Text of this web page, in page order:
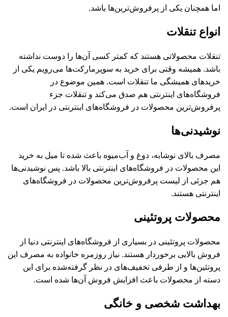
اما همچنان یکی از پرفروش‌ترین‌ها باشد.
انواع تنقلات
تنقلات محصولاتی هستند که کمتر کسی آن‌ها را دوست نداشته
باشد. همیشه وقتی برای خرید به سوپرمارکت‌ها می‌رویم یکی از
خریدهای همیشگی ما تنقلات است. همین موضوع در
فروشگاه‌های اینترنتی هم صدق می‌کند و تنقلات جزء
پرفروش‌ترین محصولات در فروشگاه‌های اینترنتی در ایران است.
نوشیدنی‌ها
مصرف بالای نوشابه، دوغ و آب‌میوه باعث شده تا میل به خرید
این محصولات در فروشگاه‌های اینترنتی بالا باشد. پس نوشیدنی‌ها
هم جزئی از لیست پرفروش‌ترین محصولات در فروشگاه‌های
اینترنتی هستند.
محصولات پروتئینی
محصولات پروتئینی در بسیاری از فروشگاه‌های اینترنتی دنیا از
فروش بالایی برخوردار هستند. نیاز روزمره خانواده به مصرف این
پروتئین‌ها و از طرفی تخفیف‌های در نظر گرفته‌شده برای این
دسته از محصولات باعث افزایش فروش آن‌ها شده است.
بهداشت شخصی و خانگی